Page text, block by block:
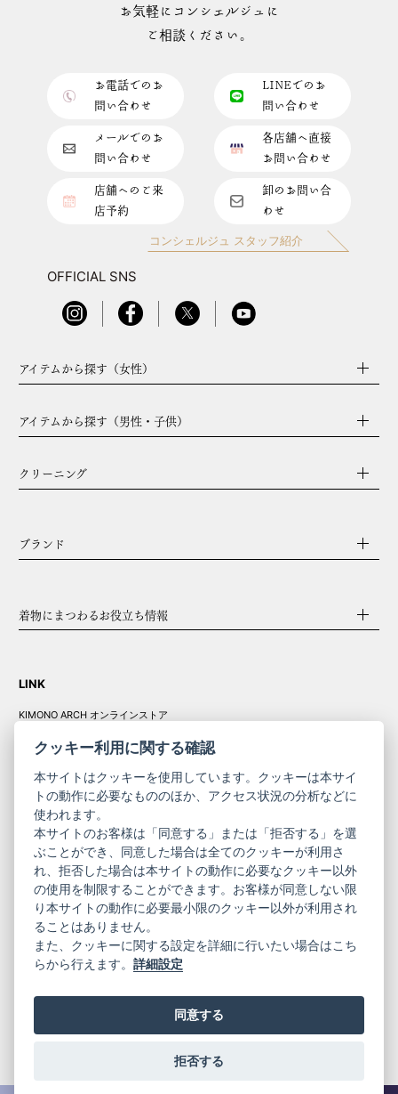
お気軽にコンシェルジュに
ご相談ください。
お電話でのお
問い合わせ
LINEでのお
問い合わせ
メールでのお
問い合わせ
各店舗へ直接
お問い合わせ
店舗へのご来
店予約
卸のお問い合
わせ
コンシェルジュ スタッフ紹介
OFFICIAL SNS
アイテムから探す（女性）
アイテムから探す（男性・子供）
クリーニング
ブランド
着物にまつわるお役立ち情報
LINK
KIMONO ARCH オンラインストア
コーポレート
サイト
きものやまと振
袖
サイト
ニュースレター
ご利用案内
お問い合わせ
プライバシーポリシー
特定商取引法に基づく表記
ご利用規約
© 2019 YAMATO CO, LTD.
クッキー利用に関する確認
本サイトはクッキーを使用しています。クッキーは本サイ
トの動作に必要なもののほか、アクセス状況の分析などに
使われます。
本サイトのお客様は「同意する」または「拒否する」を選
ぶことができ、同意した場合は全てのクッキーが利用さ
れ、拒否した場合は本サイトの動作に必要なクッキー以外
の使用を制限することができます。お客様が同意しない限
り本サイトの動作に必要最小限のクッキー以外が利用され
ることはありません。
また、クッキーに関する設定を詳細に行いたい場合はこち
らから行えます。詳細設定
同意する
拒否する